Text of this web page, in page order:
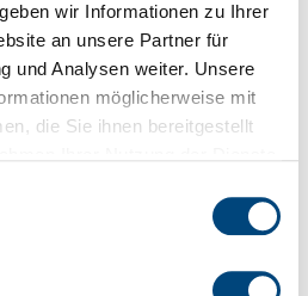
wir Informationen zu Ihrer
an unsere Partner für
und Analysen weiter. Unsere
möglicherweise mit
die Sie ihnen bereitgestellt
des Landes mit
enthalten.​
Auflösung von
(Investitionszuschüsse):
Strom